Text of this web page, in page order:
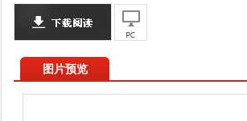
图片预览